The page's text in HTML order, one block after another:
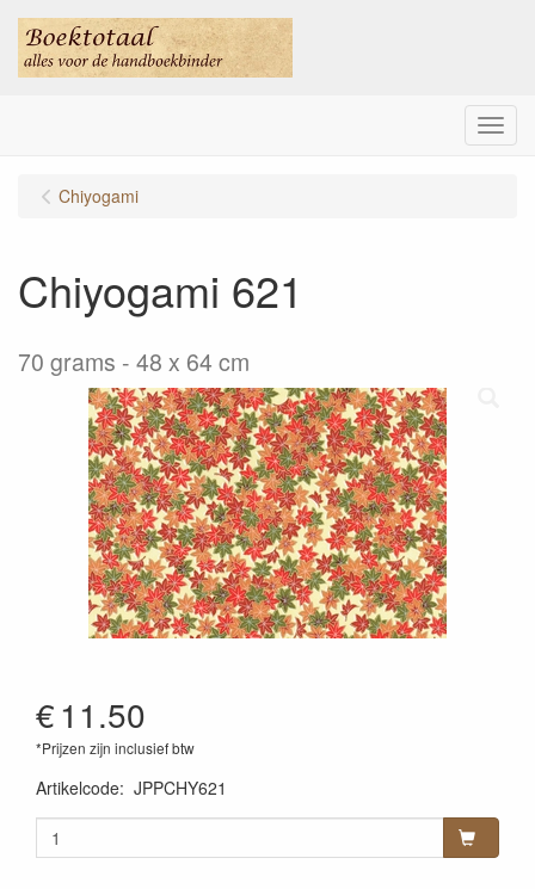
Menu
Chiyogami
Chiyogami 621
70 grams - 48 x 64 cm
€11.50
*Prijzen zijn inclusief btw
Artikelcode: JPPCHY621